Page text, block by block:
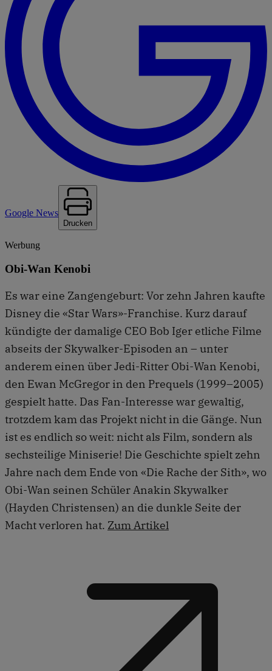
Google News
Drucken
Werbung
Obi-Wan Kenobi
Es war eine Zangengeburt: Vor zehn Jahren kaufte
Disney die «Star Wars»-Franchise. Kurz darauf
kündigte der damalige CEO Bob Iger etliche Filme
abseits der Skywalker-Episoden an – unter
anderem einen über Jedi-Ritter Obi-Wan Kenobi,
den Ewan McGregor in den Prequels (1999–2005)
gespielt hatte. Das Fan-Interesse war gewaltig,
trotzdem kam das Projekt nicht in die Gänge. Nun
ist es endlich so weit: nicht als Film, sondern als
sechsteilige Miniserie! Die Geschichte spielt zehn
Jahre nach dem Ende von «Die Rache der Sith», wo
Obi-Wan seinen Schüler Anakin Skywalker
(Hayden Christensen) an die dunkle Seite der
Macht verloren hat. Zum Artikel